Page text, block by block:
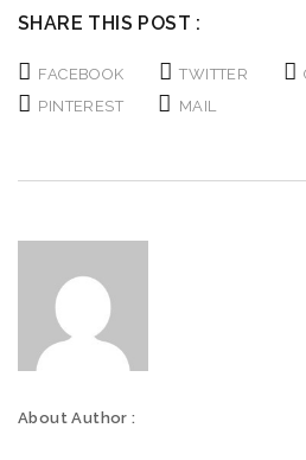
SHARE THIS POST :
FACEBOOK TWITTER
PINTEREST
MAIL
About Author :